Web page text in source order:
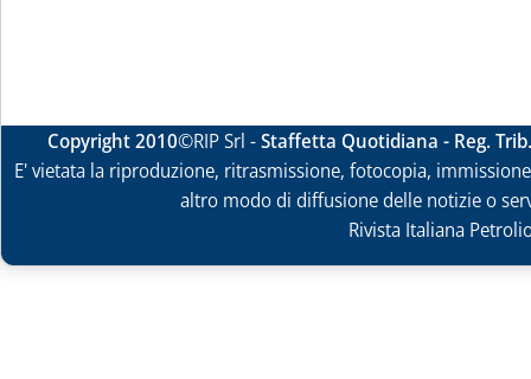
Copyright 2010©RIP Srl -Staffetta Quotidiana - Reg.
E' vietata la riproduzione, ritrasmissione, fotocopia,
altro modo di diffusione delle notizie o
Rivista Italiana